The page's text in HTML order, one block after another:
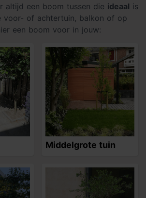
altijd een boom tussen die ideaal is
voor- of achtertuin, balkon of op
een boom voor in jouw:
Middelgrote tuin